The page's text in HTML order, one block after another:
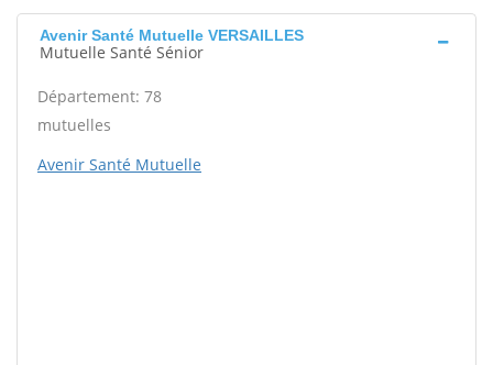
Avenir Santé Mutuelle VERSAILLES
Mutuelle Santé Sénior
Département: 78
mutuelles
Avenir Santé Mutuelle